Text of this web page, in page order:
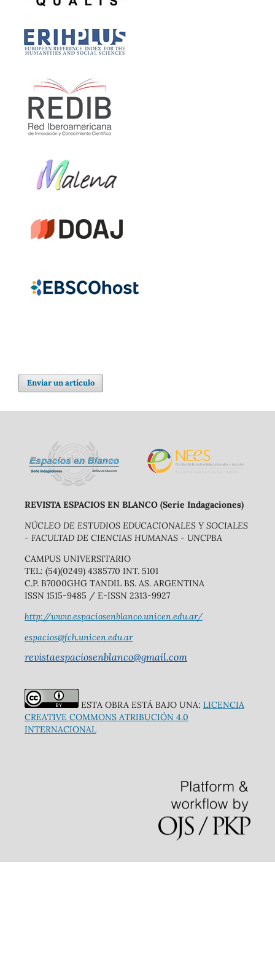
Enviar un artículo
REVISTA ESPACIOS EN BLANCO (Serie Indagaciones)
NÚCLEO DE ESTUDIOS EDUCACIONALES Y SOCIALES
- FACULTAD DE CIENCIAS HUMANAS - UNCPBA
CAMPUS UNIVERSITARIO
TEL: (54)(0249) 4385770 INT. 5101
C.P. B7000GHG TANDIL BS. AS. ARGENTINA
ISSN 1515-9485 / E-ISSN 2313-9927
http://www.espaciosenblanco.unicen.edu.ar/
espacios@fch.unicen.edu.ar
revistaespaciosenblanco@gmail.com
ESTA OBRA ESTÁ BAJO UNA: LICENCIA
CREATIVE COMMONS ATRIBUCIÓN 4.0
INTERNACIONAL